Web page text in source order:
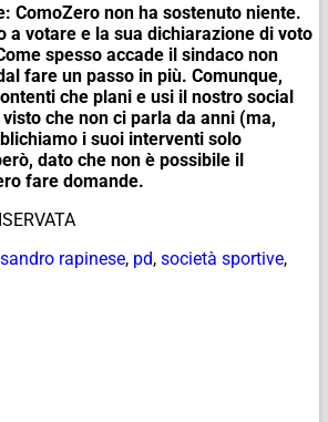
ComoZero non ha sostenuto niente.
a votare e la sua dichiarazione di voto
spesso accade il sindaco non
fare un passo in più. Comunque,
che plani e usi il nostro social
che non ci parla da anni (ma,
i suoi interventi solo
dato che non è possibile il
fare domande.
rapinese, pd, società sportive,